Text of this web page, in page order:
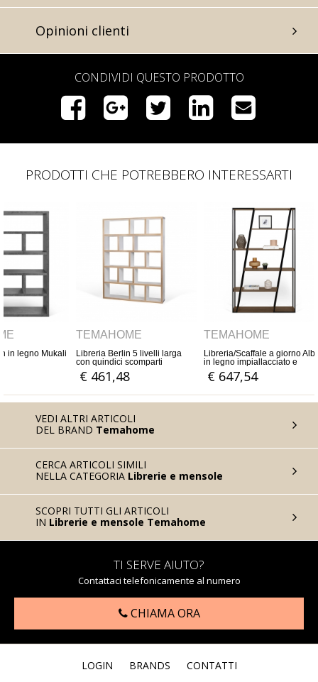
Opinioni clienti
CONDIVIDI QUESTO PRODOTTO
PRODOTTI CHE POTREBBERO INTERESSARTI
5 livelli larga
TEMAHOME
Libreria/Scaffale a giorno Albi
in legno impiallacciato e
metallo rovere o noce
€ 647,54
TEMAHOME
Libreria Wind con linee
diagonali in rovere
€ 395,08
VEDI ALTRI ARTICOLI
DEL BRAND Temahome
CERCA ARTICOLI SIMILI
NELLA CATEGORIA Librerie e mensole
SCOPRI TUTTI GLI ARTICOLI
IN Librerie e mensole Temahome
TI SERVE AIUTO?
Contattaci telefonicamente al numero
CHIAMA ORA
LOGIN BRANDS CONTATTI